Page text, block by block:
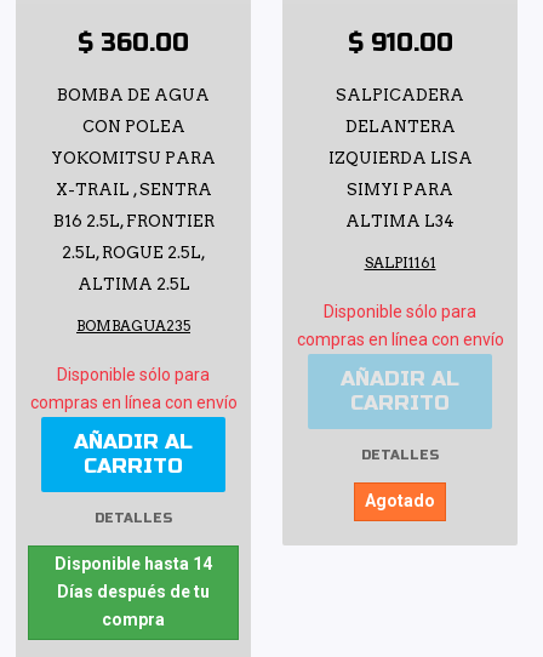
$ 360.00
BOMBA DE AGUA
CON POLEA
YOKOMITSU PARA
X-TRAIL , SENTRA
B16 2.5L, FRONTIER
2.5L, ROGUE 2.5L,
ALTIMA 2.5L
BOMBAGUA235
Disponible sólo para
compras en línea con envío
AÑADIR AL
CARRITO
DETALLES
Disponible hasta 14
Días después de tu
compra
$ 910.00
SALPICADERA
DELANTERA
IZQUIERDA LISA
SIMYI PARA
ALTIMA L34
SALPI1161
Disponible sólo para
compras en línea con envío
AÑADIR AL
CARRITO
DETALLES
Agotado